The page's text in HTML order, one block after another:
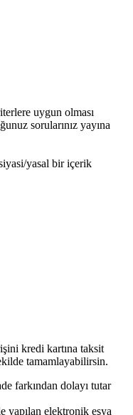
uygun olması
sorularınız yayına
yasal bir içerik
kredi kartına taksit
tamamlayabilirsin.
farkından dolayı tutar
yapılan elektronik eşya